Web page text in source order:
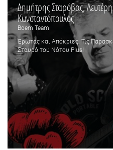
Δημήτρης Σταρόβας,
Κωνσταντόπουλος
Boem Team
Έρωτας και Απόκριες. Τις
Σταυρό του Νότου Plus!